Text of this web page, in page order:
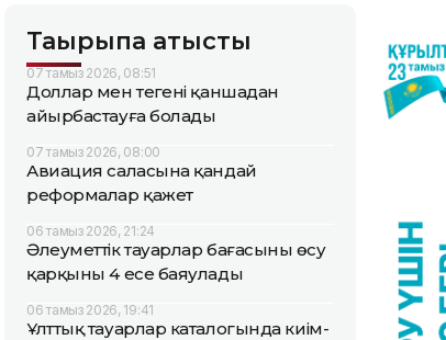
Тақырыпқа қатысты
07 тамыз 2026, 08:51
Доллар мен теңгені қаншадан
айырбастауға болады
07 тамыз 2026, 08:00
Авиация саласына қандай
реформалар қажет
06 тамыз 2026, 21:24
Әлеуметтік тауарлар бағасының өсу
қарқыны 4 есе баяулады
06 тамыз 2026, 19:41
Ұлттық тауарлар каталогында киім-